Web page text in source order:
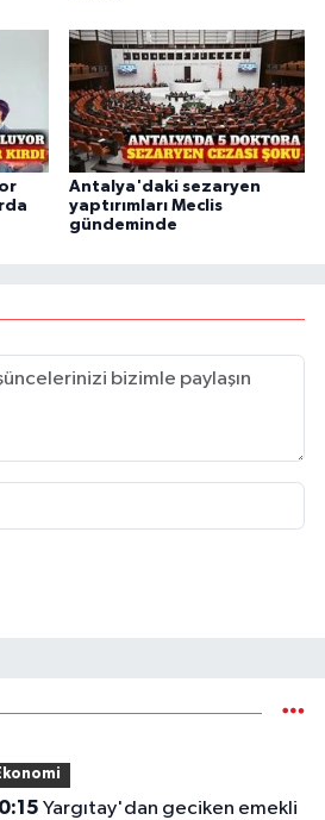
Antalya'daki sezaryen
yaptırımları Meclis
gündeminde